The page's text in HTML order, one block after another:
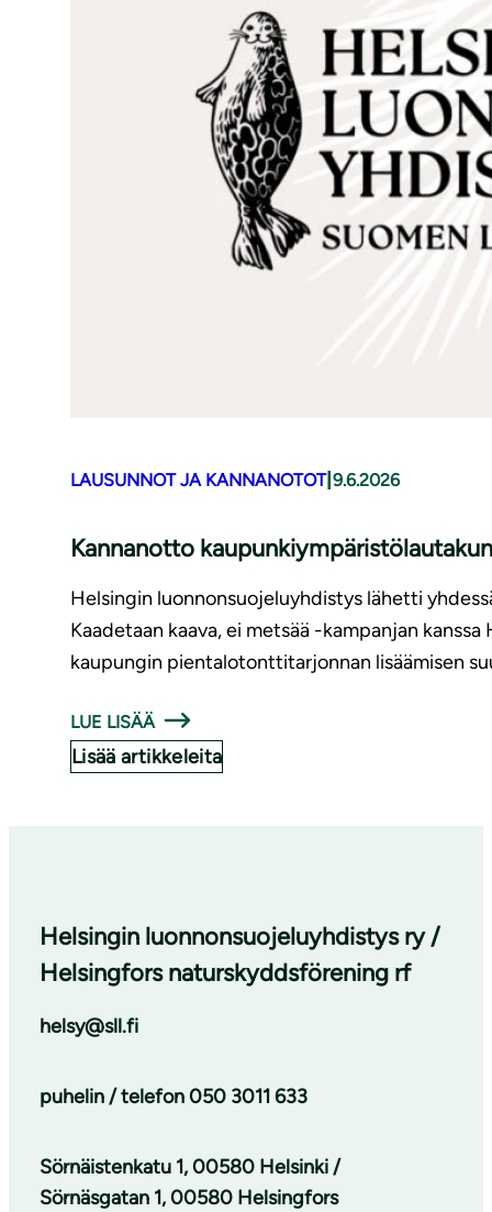
LAUSUNNOT JA KANNANOTOT| 9.6.2026
Kannanotto
Helsingin luonnonsuojeluyhdistys lähetti
Kaadetaan kaava, ei metsää -kampanjan
kaupungin pientalotonttitarjonnan lisäämisen
LUE LISÄÄ
Lisää artikkeleita
Helsingin luonnonsuojeluyhdistys ry /
Helsingfors naturskyddsförening rf
helsy@sll.fi
puhelin / telefon050 3011 633
Sörnäistenkatu 1, 00580 Helsinki /
Sörnäsgatan 1, 00580 Helsingfors